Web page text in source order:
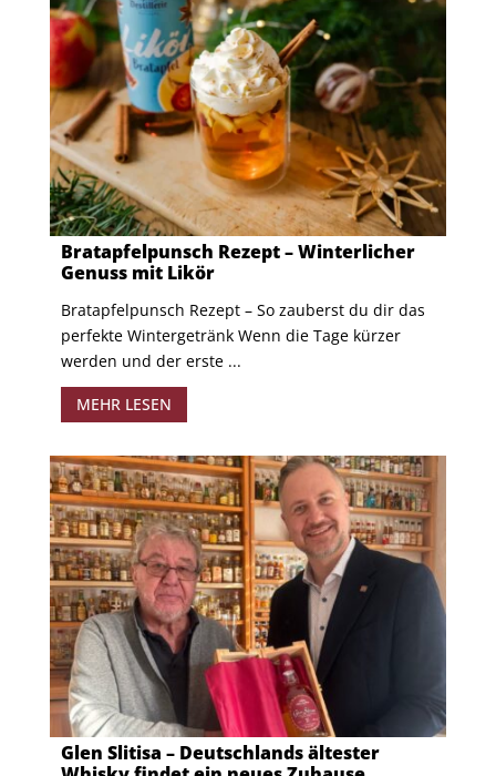
Bratapfelpunsch Rezept – Winterlicher
Genuss mit Likör
Bratapfelpunsch Rezept – So zauberst du dir das
perfekte Wintergetränk Wenn die Tage kürzer
werden und der erste ...
MEHR LESEN
Glen Slitisa – Deutschlands ältester